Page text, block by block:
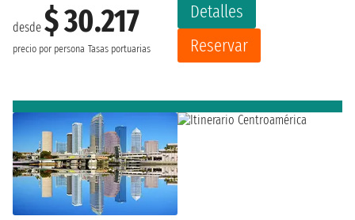
desde $ 30.217
precio por persona Tasas portuarias
Detalles
Reservar